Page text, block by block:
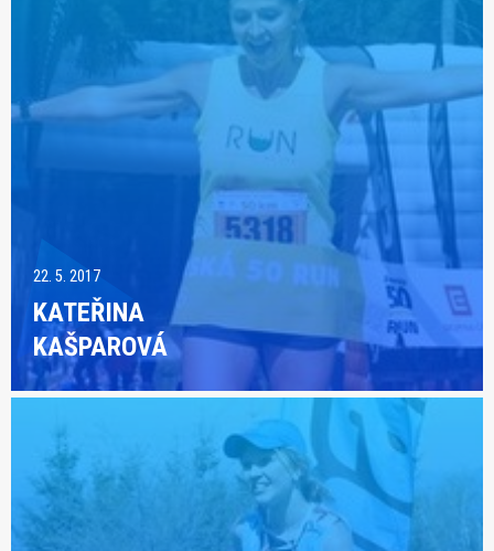
22. 5. 2017
KATEŘINA
KAŠPAROVÁ